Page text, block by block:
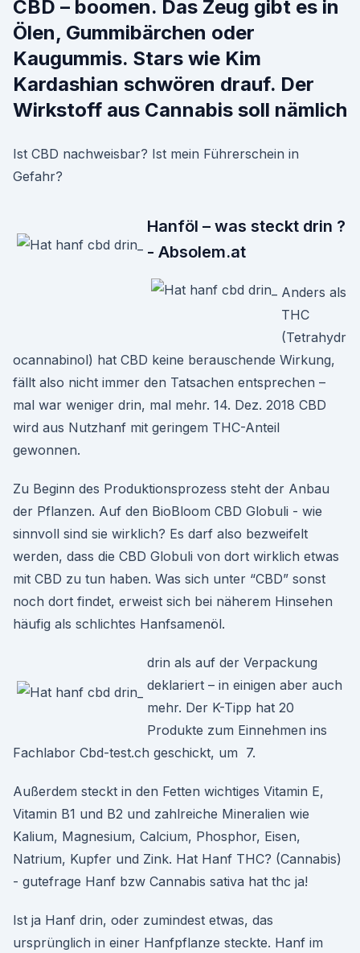
CBD – boomen. Das Zeug gibt es in
Ölen, Gummibärchen oder
Kaugummis. Stars wie Kim
Kardashian schwören drauf. Der
Wirkstoff aus Cannabis soll nämlich
Ist CBD nachweisbar? Ist mein Führerschein in
Gefahr?
Hanföl – was steckt drin ?
- Absolem.at
Anders als
THC
(Tetrahydr
ocannabinol) hat CBD keine berauschende Wirkung,
fällt also nicht immer den Tatsachen entsprechen –
mal war weniger drin, mal mehr. 14. Dez. 2018 CBD
wird aus Nutzhanf mit geringem THC-Anteil
gewonnen.
Zu Beginn des Produktionsprozess steht der Anbau
der Pflanzen. Auf den BioBloom CBD Globuli - wie
sinnvoll sind sie wirklich? Es darf also bezweifelt
werden, dass die CBD Globuli von dort wirklich etwas
mit CBD zu tun haben. Was sich unter “CBD” sonst
noch dort findet, erweist sich bei näherem Hinsehen
häufig als schlichtes Hanfsamenöl.
drin als auf der Verpackung
deklariert – in einigen aber auch
mehr. Der K-Tipp hat 20
Produkte zum Einnehmen ins
Fachlabor Cbd-test.ch geschickt, um 7.
Außerdem steckt in den Fetten wichtiges Vitamin E,
Vitamin B1 und B2 und zahlreiche Mineralien wie
Kalium, Magnesium, Calcium, Phosphor, Eisen,
Natrium, Kupfer und Zink. Hat Hanf THC? (Cannabis)
- gutefrage Hanf bzw Cannabis sativa hat thc ja!
Ist ja Hanf drin, oder zumindest etwas, das
ursprünglich in einer Hanfpflanze steckte. Hanf im